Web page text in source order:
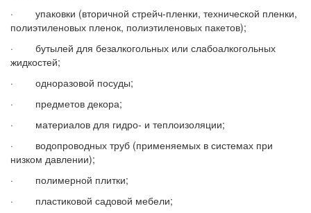
· упаковки (вторичной стрейч-пленки, технической пленки,
полиэтиленовых пленок, полиэтиленовых пакетов);
· бутылей для безалкогольных или слабоалкогольных
жидкостей;
· одноразовой посуды;
· предметов декора;
· материалов для гидро- и теплоизоляции;
· водопроводных труб (применяемых в системах при
низком давлении);
· полимерной плитки;
· пластиковой садовой мебели;